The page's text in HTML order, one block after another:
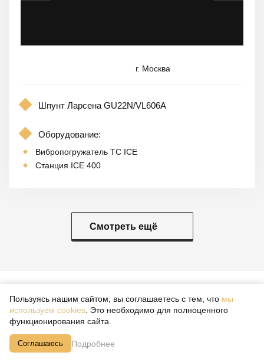
г. Москва
Шпунт Ларсена GU22N/VL606A
Оборудование:
Вибропогружатель TC ICE
Станция ICE 400
Смотреть ещё
ЛИЦЕНЗИИ СРО И ISO
Пользуясь нашим сайтом, вы соглашаетесь с тем, что мы
используем cookies . Это необходимо для полноценного
функционирования сайта.
Соглашаюсь Подробнее